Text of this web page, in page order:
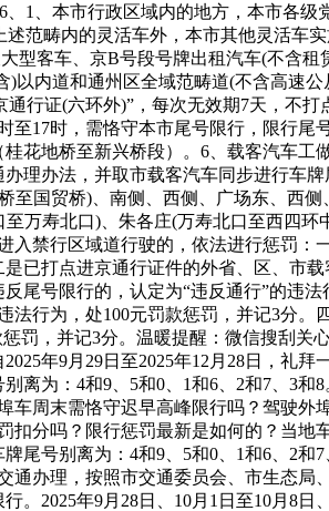
1、本市行政区域内的地方，本市各
范畴内的灵活车外，本市其他灵活车
型客车、京B号段号牌出租汽车(不含租
内道和通州区全域范畴道(不含高速
行证(六环外)”，每次无效期7天，不
17时，需恪守本市尾号限行，限行尾
花地桥至新兴桥段）。6、载客汽车工
理办法，并取市载客汽车同步进行车
至国贸桥)、南侧、西侧、广场东、西
万寿北口)、朱各庄(万寿北口至西四环
禁行区域道行驶的，依法进行惩罚：
已打点进京通行证件的外省、区、市
尾号限行的，认定为“违反通行”的违
行为，处100元罚款惩罚，并记3分。
罚，并记3分。温暖提醒：微信搜刮关
年9月29日至2025年12月28日，礼拜
为：4和9、5和0、1和6、2和7、3和8
车周末需恪守迟早高峰限行吗？驾驶外
分吗？限行惩罚最新是如何的？当地
号别离为：4和9、5和0、1和6、2和7
通办理，按照市交通委员会、市生态局
。2025年9月28日、10月1日至10月8日